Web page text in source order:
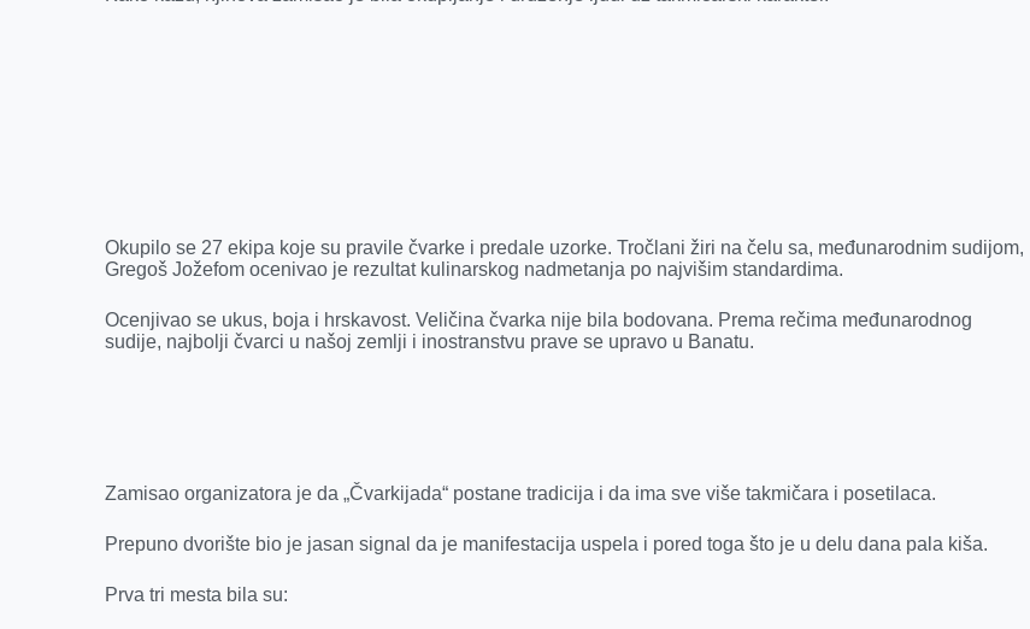
Okupilo se 27 ekipa koje su pravile čvarke i predale uzorke. Tročlani žiri na čelu sa, međunarodnim sudijom,
Gregoš Jožefom ocenivao je rezultat kulinarskog nadmetanja po najvišim standardima.
Ocenjivao se ukus, boja i hrskavost. Veličina čvarka nije bila bodovana. Prema rečima međunarodnog
sudije, najbolji čvarci u našoj zemlji i inostranstvu prave se upravo u Banatu.
Zamisao organizatora je da „Čvarkijada“ postane tradicija i da ima sve više takmičara i posetilaca.
Prepuno dvorište bio je jasan signal da je manifestacija uspela i pored toga što je u delu dana pala kiša.
Prva tri mesta bila su: